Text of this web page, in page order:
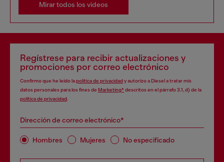
Mirar todos los videos
Regístrese para recibir actualizaciones y
promociones por correo electrónico
Confirmo que he leído lapolítica de privacidady autorizo a Diesel a tratar mis
datos personales para los fines de Marketing*descritos en el párrafo 3.1, d) de la
política de privacidad
Dirección de correo electrónico*
Hombres Mujeres No especificado